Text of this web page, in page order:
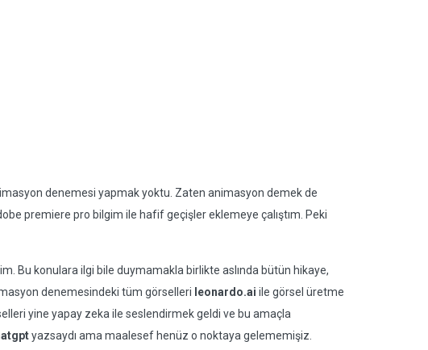
denemesi yapmak yoktu. Zaten animasyon demek de
premiere pro bilgim ile hafif geçişler eklemeye çalıştım. Peki
Bu konulara ilgi bile duymamakla birlikte aslında bütün hikaye,
denemesindeki tüm görselleri leonardo.ai ile görsel üretme
yine yapay zeka ile seslendirmek geldi ve bu amaçla
yazsaydı ama maalesef henüz o noktaya gelememişiz.